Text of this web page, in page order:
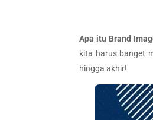
Apa itu Brand
kita harus banget
hingga akhir!